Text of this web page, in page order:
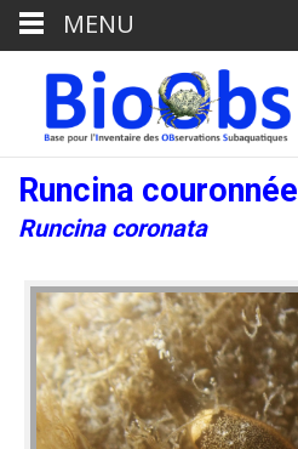
Runcina couronnée
Runcina coronata
MENU